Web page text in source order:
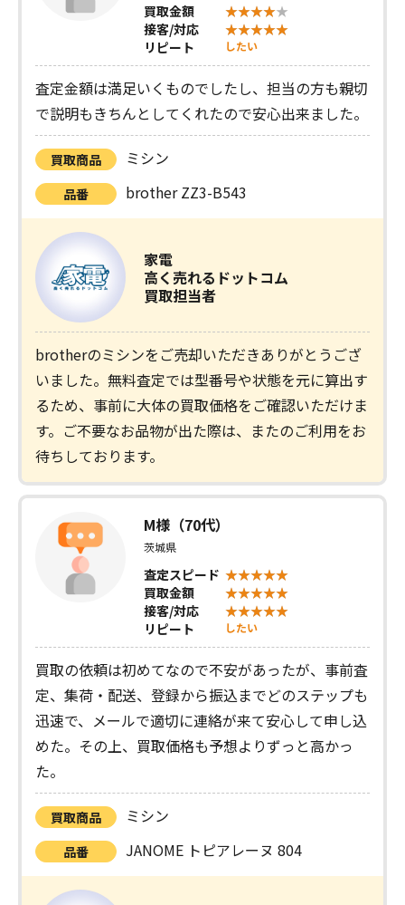
買取金額
接客/対応
リピート
したい
査定金額は満足いくものでしたし、担当の方も親切
で説明もきちんとしてくれたので安心出来ました。
買取商品 ミシン
品番 brother ZZ3-B543
家電
高く売れるドットコム
買取担当者
brotherのミシンをご売却いただきありがとうござ
いました。無料査定では型番号や状態を元に算出す
るため、事前に大体の買取価格をご確認いただけま
す。ご不要なお品物が出た際は、またのご利用をお
待ちしております。
M様（70代）
茨城県
査定スピード
買取金額
接客/対応
リピート
したい
買取の依頼は初めてなので不安があったが、事前査
定、集荷・配送、登録から振込までどのステップも
迅速で、メールで適切に連絡が来て安心して申し込
めた。その上、買取価格も予想よりずっと高かっ
た。
買取商品 ミシン
品番 JANOME トピアレーヌ 804